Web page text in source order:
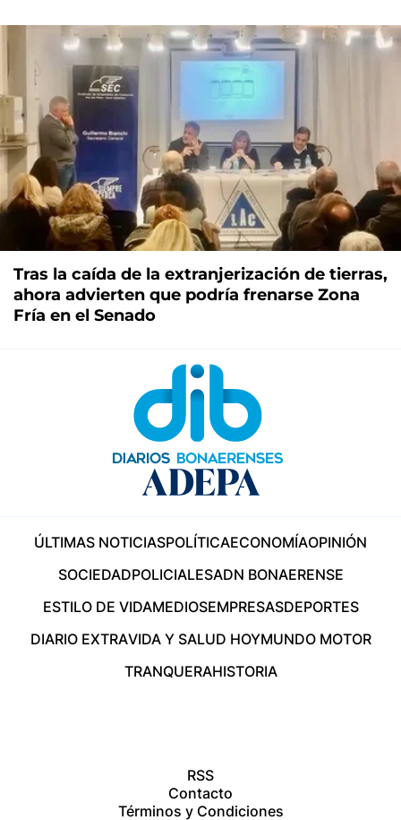
Tras la caída de la extranjerización de tierras,
ahora advierten que podría frenarse Zona
Fría en el Senado
ÚLTIMAS NOTICIASPOLÍTICAECONOMÍAOPINIÓN
SOCIEDADPOLICIALESADN BONAERENSE
ESTILO DE VIDAMEDIOSEMPRESASDEPORTES
DIARIO EXTRAVIDA Y SALUD HOYMUNDO MOTOR
TRANQUERAHISTORIA
RSS
Contacto
Términos y Condiciones